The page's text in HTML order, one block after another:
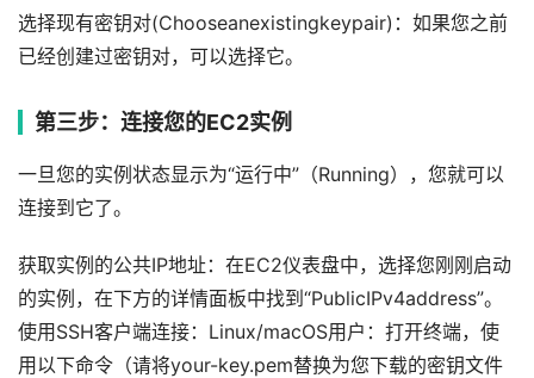
选择现有密钥对(Chooseanexistingkeypair)：如果您之前
已经创建过密钥对，可以选择它。
第三步：连接您的EC2实例
一旦您的实例状态显示为“运行中”（Running），您就可以
连接到它了。
获取实例的公共IP地址：在EC2仪表盘中，选择您刚刚启动
的实例，在下方的详情面板中找到“PublicIPv4address”。
使用SSH客户端连接：Linux/macOS用户：打开终端，使
用以下命令（请将your-key.pem替换为您下载的密钥文件